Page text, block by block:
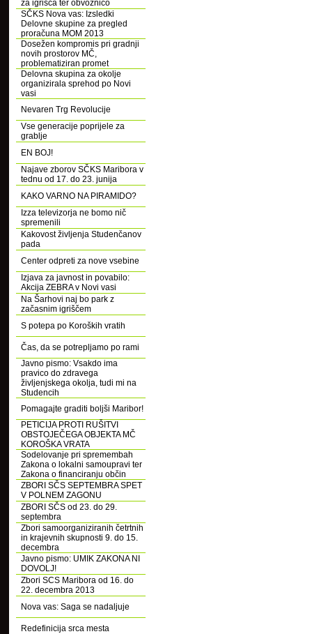
za igrišča ter obvoznico
SČKS Nova vas: Izsledki
Delovne skupine za pregled
proračuna MOM 2013
Dosežen kompromis pri gradnji
novih prostorov MČ,
problematiziran promet
Delovna skupina za okolje
organizirala sprehod po Novi
vasi
Nevaren Trg Revolucije
Vse generacije poprijele za
grablje
EN BOJ!
Najave zborov SČKS Maribora v
tednu od 17. do 23. junija
KAKO VARNO NA PIRAMIDO?
Izza televizorja ne bomo nič
spremenili
Kakovost življenja Studenčanov
pada
Center odpreti za nove vsebine
Izjava za javnost in povabilo:
Akcija ZEBRA v Novi vasi
Na Šarhovi naj bo park z
začasnim igriščem
S potepa po Koroških vratih
Čas, da se potrepljamo po rami
Javno pismo: Vsakdo ima
pravico do zdravega
življenjskega okolja, tudi mi na
Studencih
Pomagajte graditi boljši Maribor!
PETICIJA PROTI RUŠITVI
OBSTOJEČEGA OBJEKTA MČ
KOROŠKA VRATA
Sodelovanje pri spremembah
Zakona o lokalni samoupravi ter
Zakona o financiranju občin
ZBORI SČS SEPTEMBRA SPET
V POLNEM ZAGONU
ZBORI SČS od 23. do 29.
septembra
Zbori samoorganiziranih četrtnih
in krajevnih skupnosti 9. do 15.
decembra
Javno pismo: UMIK ZAKONA NI
DOVOLJ!
Zbori SCS Maribora od 16. do
22. decembra 2013
Nova vas: Saga se nadaljuje
Redefinicija srca mesta